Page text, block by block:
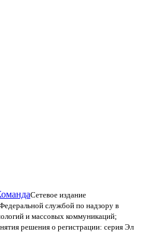
Сетевое издание
службой по надзору в
и массовых коммуникаций;
решения о регистрации: серия Эл